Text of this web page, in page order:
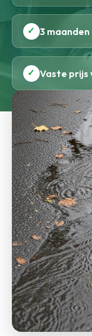
✓ 3
✓ Vaste prijs